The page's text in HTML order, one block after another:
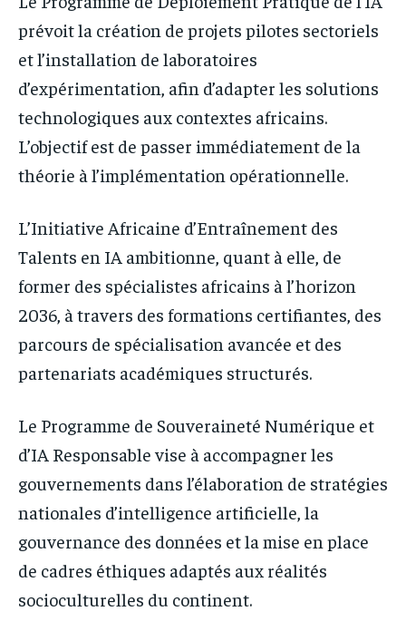
prévoit la création de projets pilotes sectoriels
et l’installation de laboratoires
d’expérimentation, afin d’adapter les solutions
technologiques aux contextes africains.
L’objectif est de passer immédiatement de la
théorie à l’implémentation opérationnelle.
L’Initiative Africaine d’Entraînement des
Talents en IA ambitionne, quant à elle, de
former des spécialistes africains à l’horizon
2036, à travers des formations certifiantes, des
parcours de spécialisation avancée et des
partenariats académiques structurés.
Le Programme de Souveraineté Numérique et
d’IA Responsable vise à accompagner les
gouvernements dans l’élaboration de stratégies
nationales d’intelligence artificielle, la
gouvernance des données et la mise en place
de cadres éthiques adaptés aux réalités
socioculturelles du continent.